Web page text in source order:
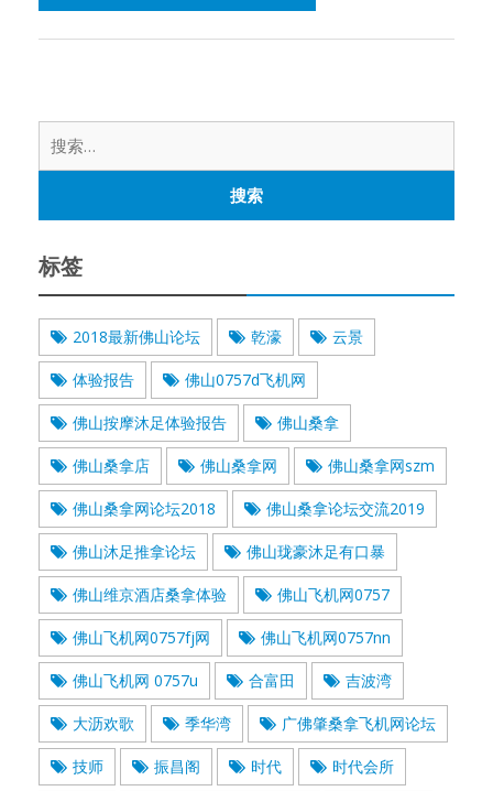
标签
2018最新佛山论坛 乾濠 云景
体验报告 佛山0757d飞机网
佛山按摩沐足体验报告 佛山桑拿
佛山桑拿店 佛山桑拿网 佛山桑拿网szm
佛山桑拿网论坛2018 佛山桑拿论坛交流2019
佛山沐足推拿论坛 佛山珑豪沐足有口暴
佛山维京酒店桑拿体验 佛山飞机网0757
佛山飞机网0757fj网 佛山飞机网0757nn
佛山飞机网 0757u 合富田 吉波湾
大沥欢歌 季华湾 广佛肇桑拿飞机网论坛
技师 振昌阁 时代 时代会所